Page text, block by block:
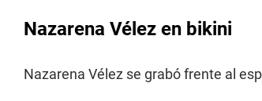
Nazarena Vélez en bikini
Nazarena Vélez se grabó frente al